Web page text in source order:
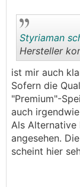
Styriaman
Hersteller
ist mir auch
Sofern die
"Premium"-
auch
Als Alternative
angesehen.
scheint hier